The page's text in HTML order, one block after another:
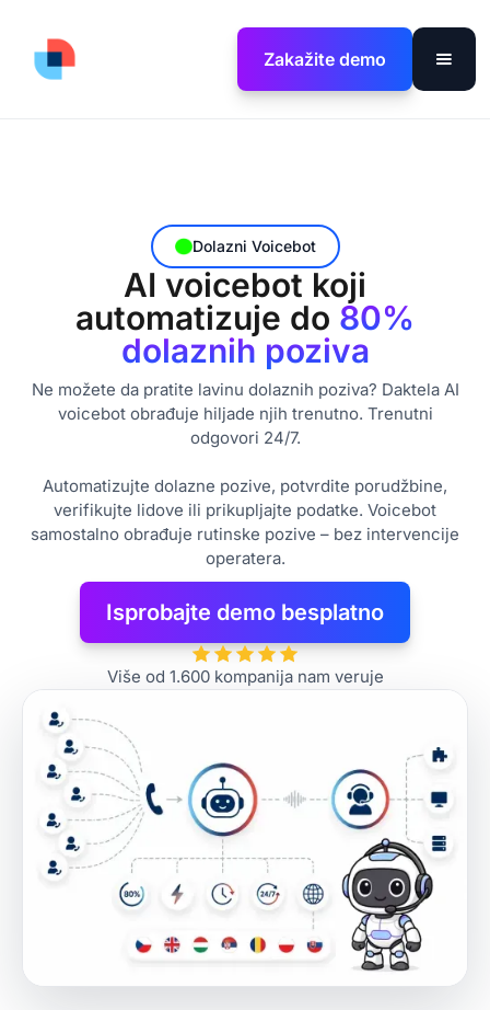
Zakažite demo
Dolazni Voicebot
AI voicebot koji
automatizuje do 80%
dolaznih poziva
Ne možete da pratite lavinu dolaznih poziva? Daktela AI
voicebot obrađuje hiljade njih trenutno. Trenutni
odgovori 24/7.
Automatizujte dolazne pozive, potvrdite porudžbine,
verifikujte lidove ili prikupljajte podatke. Voicebot
samostalno obrađuje rutinske pozive – bez intervencije
operatera.
Isprobajte demo besplatno
Više od 1.600 kompanija nam veruje